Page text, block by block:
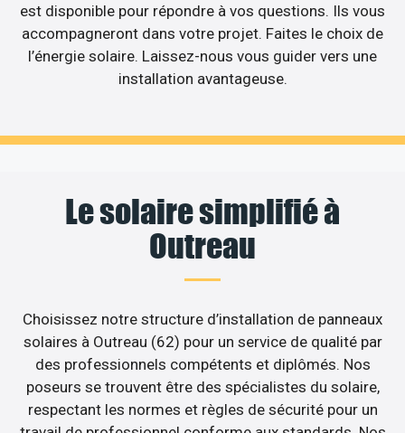
est disponible pour répondre à vos questions. Ils vous
accompagneront dans votre projet. Faites le choix de
l’énergie solaire. Laissez-nous vous guider vers une
installation avantageuse.
Le solaire simplifié à
Outreau
Choisissez notre structure d’installation de panneaux
solaires à Outreau (62) pour un service de qualité par
des professionnels compétents et diplômés. Nos
poseurs se trouvent être des spécialistes du solaire,
respectant les normes et règles de sécurité pour un